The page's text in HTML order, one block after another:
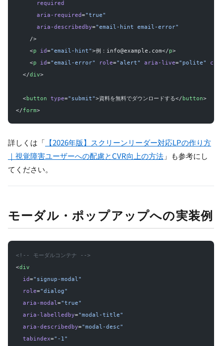
      required
      aria-required
="true"
      aria-describedby
="email-hint email-error"
    />
    <
p id="email-hint">例：info@example.com</p>
    <
p id="email-error" role="alert" aria-live="polite"
  </
div>
  <
button type="submit">資料を無料でダウンロードする</ button>
</form>
詳しくは「 【2026年版】スクリーンリーダー対応LPの作り方
｜視覚障害ユーザーへの配慮とCVR向上の方法 」も参考にし
てください。
モーダル・ポップアップへの実装例
<!-- モーダルコンテナ -->
<div
  id
="signup-modal"
  role
="dialog"
  aria-modal
="true"
  aria-labelledby
="modal-title"
  aria-describedby
="modal-desc"
  tabindex
="-1"